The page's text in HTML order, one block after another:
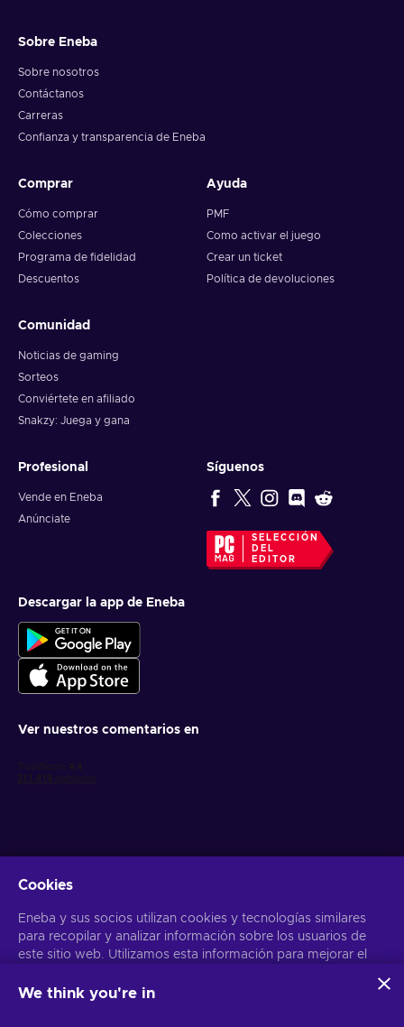
Sobre Eneba
Sobre nosotros
Contáctanos
Carreras
Confianza y transparencia de Eneba
Comprar
Cómo comprar
Colecciones
Programa de fidelidad
Descuentos
Ayuda
PMF
Como activar el juego
Crear un ticket
Política de devoluciones
Comunidad
Noticias de gaming
Sorteos
Conviértete en afiliado
Snakzy: Juega y gana
Profesional
Vende en Eneba
Anúnciate
Síguenos
SELECCIÓN
DEL
EDITOR
Descargar la app de Eneba
Ver nuestros comentarios en
Obtén ofertas personalizadas de videojuegos
Suscribirse
Puedes darte de baja en cualquier momento. Visita el apartadoAviso
Cookies
Eneba y sus socios utilizan cookies y tecnologías similares
para recopilar y analizar información sobre los usuarios de
este sitio web. Utilizamos esta información para mejorar el
personales también pueden emplearse para personalizar los
We think you're in